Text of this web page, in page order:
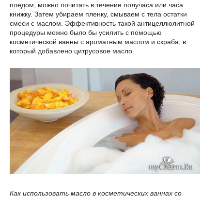
пледом, можно почитать в течение получаса или часа
книжку. Затем убираем пленку, смываем с тела остатки
смеси с маслом. Эффективность такой антицеллюлитной
процедуры можно было бы усилить с помощью
косметической ванны с ароматным маслом и скраба, в
который добавлено цитрусовое масло.
Как использовать масло в косметических ваннах со